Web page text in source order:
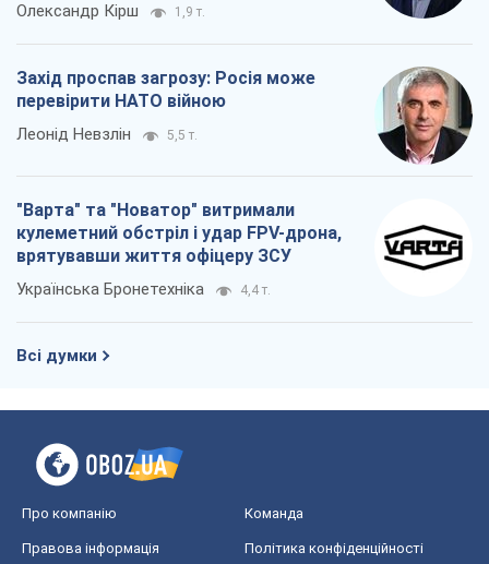
Олександр Кірш 1,9 т.
Захід проспав загрозу: Росія може
перевірити НАТО війною
Леонід Невзлін 5,5 т.
"Варта" та "Новатор" витримали
кулеметний обстріл і удар FPV-дрона,
врятувавши життя офіцеру ЗСУ
Українська Бронетехніка 4,4 т.
Всі думки
Про компанію Команда
Правова інформація Політика конфіденційності